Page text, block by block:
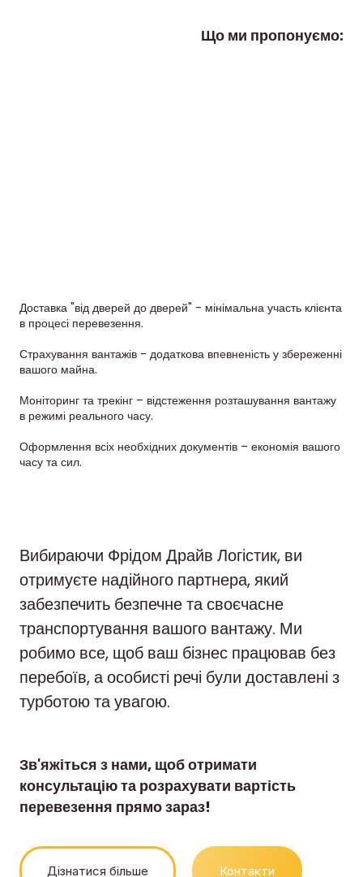
Що ми пропонуємо:
Доставка "від дверей до дверей" - мінімальна участь клієнта
в процесі перевезення.
Страхування вантажів - додаткова впевненість у збереженні
вашого майна.
Моніторинг та трекінг – відстеження розташування вантажу
в режимі реального часу.
Оформлення всіх необхідних документів – економія вашого
часу та сил.
Вибираючи Фрідом Драйв Логістик, ви
отримуєте надійного партнера, який
забезпечить безпечне та своєчасне
транспортування вашого вантажу. Ми
робимо все, щоб ваш бізнес працював без
перебоїв, а особисті речі були доставлені з
турботою та увагою.
Зв'яжіться з нами, щоб отримати
консультацію та розрахувати вартість
перевезення прямо зараз!
Дізнатися більше Контакти